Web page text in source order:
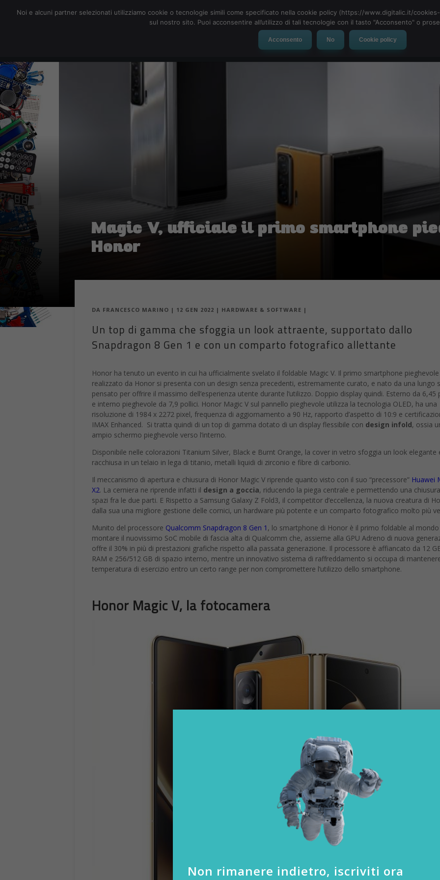
Social Network App Automotive Tech-News
Magic V, ufficiale il primo smartphone
Honor
DA FRANCESCO MARINO | 12 GEN 2022 | HARDWARE & SOFTWARE |
Un top di gamma che sfoggia un look attraente, supportato dallo
Snapdragon 8 Gen 1 e con un comparto fotografico allettante
Honor ha tenuto un evento in cui ha ufficialmente svelato il foldable Magic V. Il primo smartphone
realizzato da Honor si presenta con un design senza precedenti, estremamente curato, e nato da una lungo
pensato per offrire il massimo dell’esperienza utente durante l’utilizzo. Doppio display quindi. Esterno da 6,45
e interno pieghevole da 7,9 pollici. Honor Magic V sul pannello pieghevole utilizza la tecnologia OLED, ha una
risoluzione di 1984 x 2272 pixel, frequenza di aggiornamento a 90 Hz, rapporto d’aspetto di 10:9 e
IMAX Enhanced. Si tratta quindi di un top di gamma dotato di un display flessibile con design infold, ossia
ampio schermo pieghevole verso l’interno.
Disponibile nelle colorazioni Titanium Silver, Black e Burnt Orange, la cover in vetro sfoggia un look elegante
racchiusa in un telaio in lega di titanio, metalli liquidi di zirconio e fibre di carbonio.
Il meccanismo di apertura e chiusura di Honor Magic V riprende quanto visto con il suo “precessore” Huawei
X2. La cerniera ne riprende infatti il design a goccia, riducendo la piega centrale e permettendo una
spazi fra le due parti. E Rispetto a Samsung Galaxy Z Fold3, il competitor d’eccellenza, la nuova creatura di
dalla sua una migliore gestione delle cornici, un hardware più potente e un comparto fotografico molto più
Munito del processore Qualcomm Snapdragon 8 Gen 1 , lo smartphone di Honor è il primo foldable al
montare il nuovissimo SoC mobile di fascia alta di Qualcomm che, assieme alla GPU Adreno di nuova
offre il 30% in più di prestazioni grafiche rispetto alla passata generazione. Il processore è affiancato da 12
RAM e 256/512 GB di spazio interno, mentre un innovativo sistema di raffreddamento si occupa di
temperatura di esercizio entro un certo range per non compromettere l’utilizzo dello smartphone.
Honor Magic V, la fotocamera
Non rimanere indietro, iscriviti ora
Noi e alcuni partner selezionati utilizziamo cookie o tecnologie simili come specificato nella cookie policy (https://www.digitalic.it/
sul nostro sito. Puoi acconsentire all’utilizzo di tali tecnologie con il tasto "Acconsento" o
Acconsento No Cookie policy